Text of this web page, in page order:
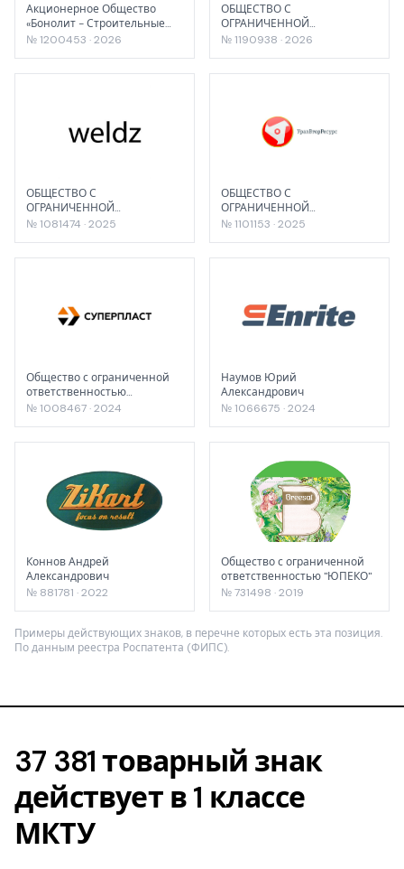
Акционерное Общество
«Бонолит - Строительные
решения»
№ 1200453 · 2026
ОБЩЕСТВО С
ОГРАНИЧЕННОЙ
ОТВЕТСТВЕННОСТЬЮ
№ 1190938 · 2026
ОБЩЕСТВО С
ОГРАНИЧЕННОЙ
ОТВЕТСТВЕННОСТЬЮ
№ 1081474 · 2025
ОБЩЕСТВО С
ОГРАНИЧЕННОЙ
ОТВЕТСТВЕННОСТЬЮ
№ 1101153 · 2025
Общество с ограниченной
ответственностью
«СУПЕРПЛАСТ»
№ 1008467 · 2024
Наумов Юрий
Александрович
№ 1066675 · 2024
Коннов Андрей
Александрович
№ 881781 · 2022
Общество с ограниченной
ответственностью "ЮПЕКО"
№ 731498 · 2019
Примеры действующих знаков, в перечне которых есть эта позиция.
По данным реестра Роспатента (ФИПС).
37 381 товарный знак
действует в 1 классе
МКТУ